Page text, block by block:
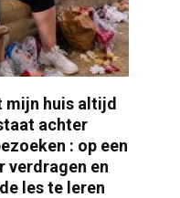
huis altijd
achter
: op een
verdragen en
les te leren